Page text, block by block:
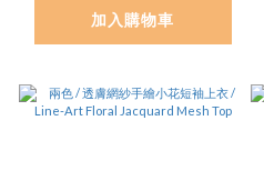
加入購物車